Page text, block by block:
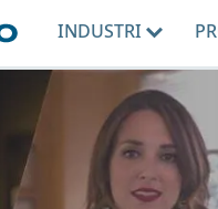
INDUSTRI